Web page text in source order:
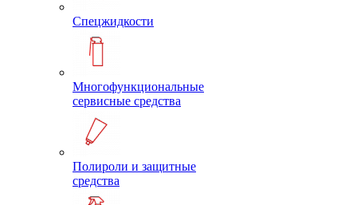
Спецжидкости
Многофункциональные
сервисные средства
Полироли и защитные
средства